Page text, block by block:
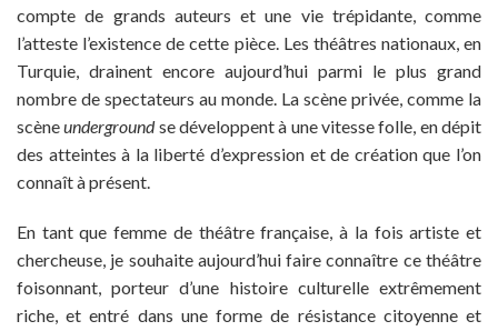
compte de grands auteurs et une vie trépidante, comme
l’atteste l’existence de cette pièce. Les théâtres nationaux, en
Turquie, drainent encore aujourd’hui parmi le plus grand
nombre de spectateurs au monde. La scène privée, comme la
scèneundergroundse développent à une vitesse folle, en dépit
des atteintes à la liberté d’expression et de création que l’on
connaît à présent.
En tant que femme de théâtre française, à la fois artiste et
chercheuse, je souhaite aujourd’hui faire connaître ce théâtre
foisonnant, porteur d’une histoire culturelle extrêmement
riche, et entré dans une forme de résistance citoyenne et